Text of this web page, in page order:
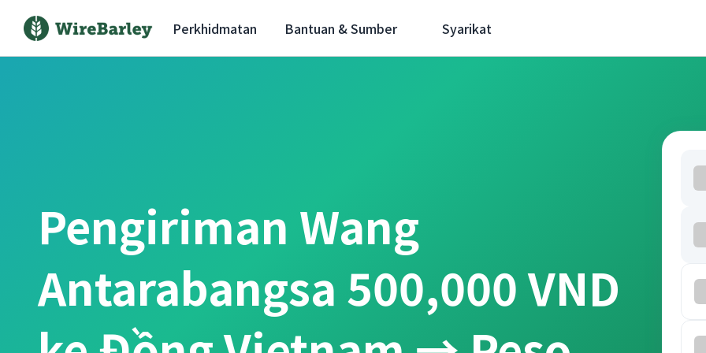
Perkhidmatan Bantuan & Sumber Syarikat
Pengiriman Wang
Antarabangsa 500,000 VND